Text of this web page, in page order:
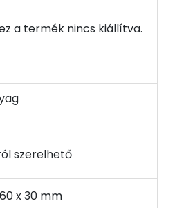
a termék nincs kiállítva.
szerelhető
x 30 mm